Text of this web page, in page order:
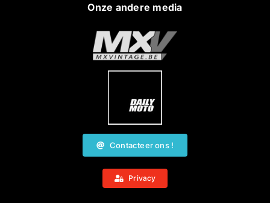
Onze andere media
Contacteer ons !
Privacy